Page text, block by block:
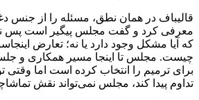
قالیباف در همان نطق، مسئله را از جنس
معرفی کرد و گفت مجلس پیگیر است پس
که آیا مشکل وجود دارد یا نه؛ تعارض
چیست. مجلس تا اینجا مسیر همکاری و
برای ترمیم را انتخاب کرده است اما
تداوم پیدا کند، مجلس نمی‌تواند نقش